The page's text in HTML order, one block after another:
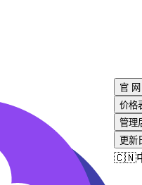
官 网
价格
管理
更新
🇨🇳